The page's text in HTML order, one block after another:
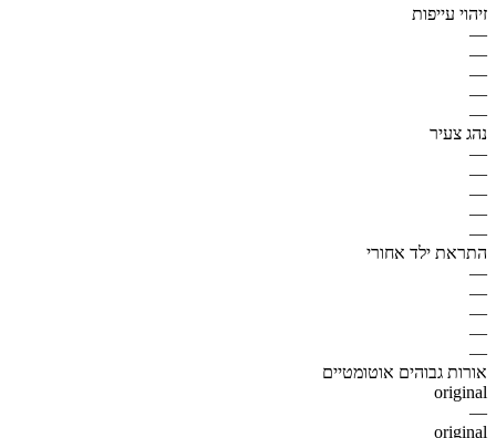
זיהוי עייפות
—
—
—
—
—
נהג צעיר
—
—
—
—
—
התראת ילד אחורי
—
—
—
—
—
אורות גבוהים אוטומטיים
original
—
original